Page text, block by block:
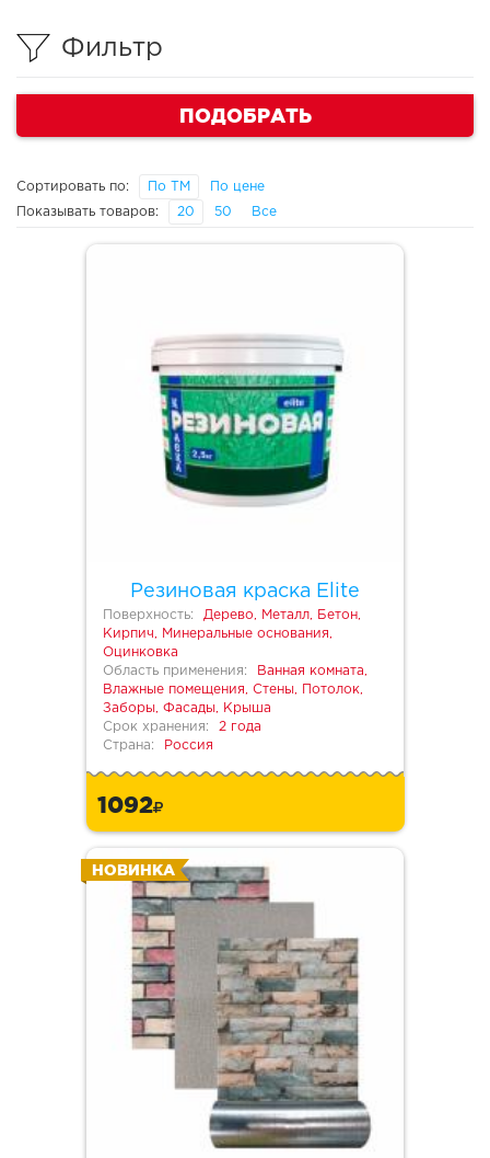
Фильтр
ПОДОБРАТЬ
Сортировать по: По ТМ По цене
Показывать товаров: 20 50 Все
Резиновая краска Elite
Поверхность:
Дерево, Металл, Бетон,
Кирпич, Минеральные основания,
Оцинковка
Область применения:
Ванная комната,
Влажные помещения, Стены, Потолок,
Заборы, Фасады, Крыша
Срок хранения:
2 года
Страна:
Россия
1092
НОВИНКА